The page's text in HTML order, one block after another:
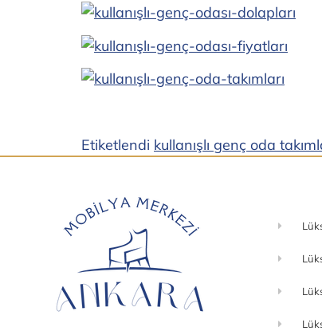
Etiketlendi kullanışlı genç oda